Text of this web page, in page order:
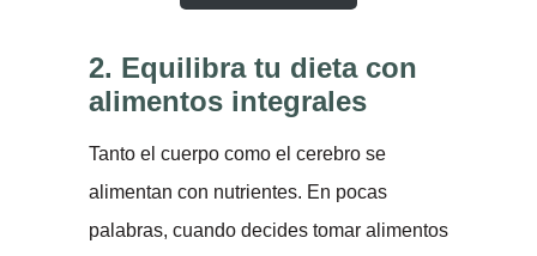
2. Equilibra tu dieta con
alimentos integrales
Tanto el cuerpo como el cerebro se
alimentan con nutrientes. En pocas
palabras, cuando decides tomar alimentos